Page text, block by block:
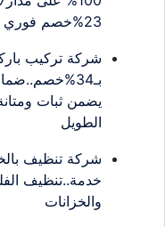
23%خصم فوري
شركة تركيب
يضمن ثبات
الطويل
خدمة..تنظيف
والخزانات